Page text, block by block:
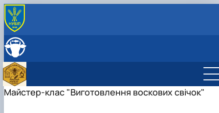
ПРО КАФЕДРУ
Можливості працевлаштування
ОСВІТНЯ ДІЯЛЬНІСТЬ
Робочі програми
НАУКОВА ДІЯЛЬНІСТЬ
Наукова робота
МІЖНАРОЖНА ДІЯЛЬНІСТЬ
Майстер-клас "Виготовлення воскових свічок"